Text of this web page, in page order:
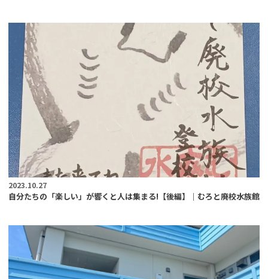
2023.10.27
自分たちの「楽しい」が響くと人は集まる!【後編】｜むろと廃校水族館